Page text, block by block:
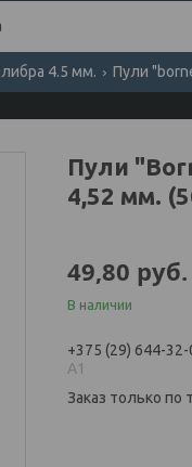
4.5 мм. Пули
Пули
4,52 мм.
49,80 руб.
В наличии
+375 (29) 644-32-
А1
Заказ только по